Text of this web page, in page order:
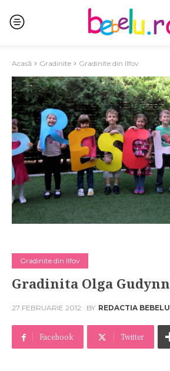
Acasă Gradinite Gradinite din Ilfov
Gradinite din Ilfov
Gradinita Olga Gudynn
27 FEBRUARIE 2012 BY REDACTIA BEBELU
Facebook Twitter